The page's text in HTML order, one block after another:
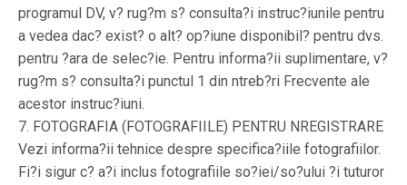
programul DV, v? rug?m s? consulta?i instruc?iunile pentru
a vedea dac? exist? o alt? op?iune disponibil? pentru dvs.
pentru ?ara de selec?ie. Pentru informa?ii suplimentare, v?
rug?m s? consulta?i punctul 1 din ntreb?ri Frecvente ale
acestor instruc?iuni.
7. FOTOGRAFIA (FOTOGRAFIILE) PENTRU NREGISTRARE
Vezi informa?ii tehnice despre specifica?iile fotografiilor.
Fi?i sigur c? a?i inclus fotografiile so?iei/so?ului ?i tuturor